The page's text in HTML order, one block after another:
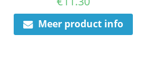
Meer product info